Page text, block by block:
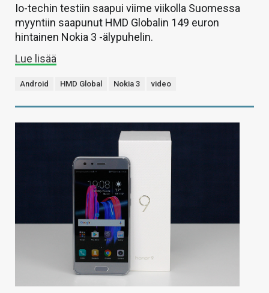
Io-techin testiin saapui viime viikolla Suomessa
myyntiin saapunut HMD Globalin 149 euron
hintainen Nokia 3 -älypuhelin.
Lue lisää
Android HMD Global Nokia 3 video